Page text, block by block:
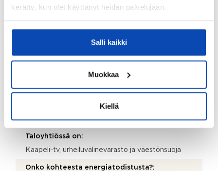
kerätty, kun olet käyttänyt heidän palvelujaan.
Salli kaikki
Muokkaa
Kiellä
Katemateriaali:
Lämmitysjärjestelmä:
Kaukolämpö ja vesikiertoinen lattialämmitys
Kyllä
Ei
Taloyhtiössä on:
Kaapeli-tv, urheiluvälinevarasto ja väestönsuoja
Onko kohteesta energiatodistusta?: